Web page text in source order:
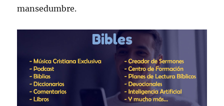
mansedumbre.